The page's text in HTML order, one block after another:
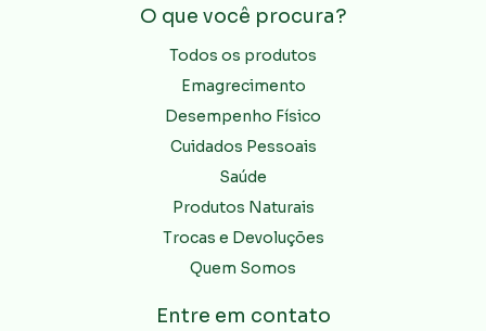
O que você procura?
Todos os produtos
Emagrecimento
Desempenho Físico
Cuidados Pessoais
Saúde
Produtos Naturais
Trocas e Devoluções
Quem Somos
Entre em contato